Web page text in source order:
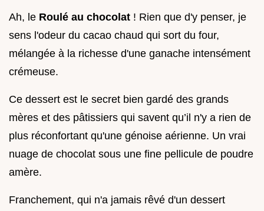
Ah, le Roulé au chocolat ! Rien que d'y penser, je
sens l'odeur du cacao chaud qui sort du four,
mélangée à la richesse d'une ganache intensément
crémeuse.
Ce dessert est le secret bien gardé des grands
mères et des pâtissiers qui savent qu’il n'y a rien de
plus réconfortant qu'une génoise aérienne. Un vrai
nuage de chocolat sous une fine pellicule de poudre
amère.
Franchement, qui n'a jamais rêvé d'un dessert